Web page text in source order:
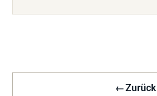
←Zurück